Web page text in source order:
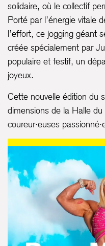
solidaire, où le collectif
Porté par l’énergie vitale
l’effort, ce jogging géant
créée spécialement par
populaire et festif, un
joyeux.
Cette nouvelle édition du
dimensions de la Halle
coureur·euses